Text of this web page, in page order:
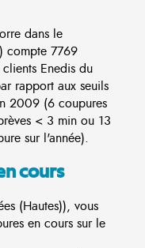
dans le
compte 7769
Enedis du
rapport aux seuils
2009 (6 coupures
< 3 min ou 13
sur l'année).
cours
(Hautes)), vous
en cours sur le